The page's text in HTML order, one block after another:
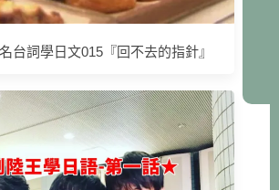
台詞學日文015『回不去的指針』